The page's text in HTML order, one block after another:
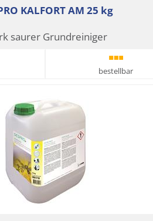
KALFORT AM 25 kg
saurer Grundreiniger
bestellbar